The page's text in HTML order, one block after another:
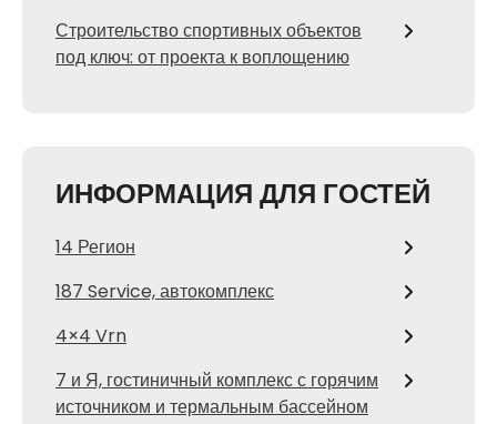
Строительство спортивных объектов
под ключ: от проекта к воплощению
ИНФОРМАЦИЯ ДЛЯ ГОСТЕЙ
14 Регион
187 Service, автокомплекс
4×4 Vrn
7 и Я, гостиничный комплекс с горячим
источником и термальным бассейном